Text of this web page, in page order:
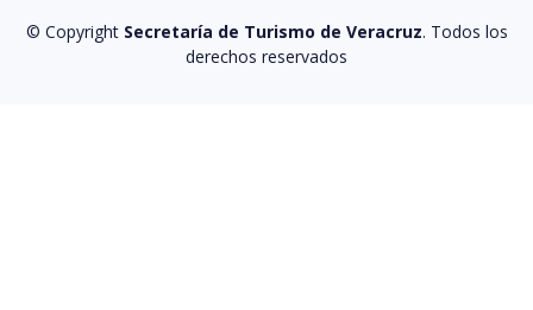
© Copyright Secretaría de Turismo de Veracruz. Todos los
derechos reservados